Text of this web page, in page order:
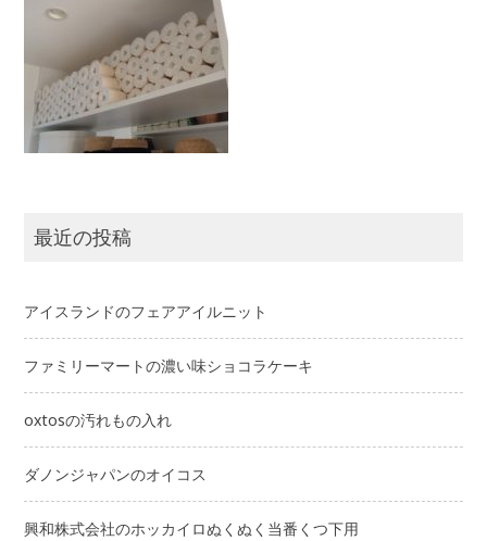
最近の投稿
アイスランドのフェアアイルニット
ファミリーマートの濃い味ショコラケーキ
oxtosの汚れもの入れ
ダノンジャパンのオイコス
興和株式会社のホッカイロぬくぬく当番くつ下用